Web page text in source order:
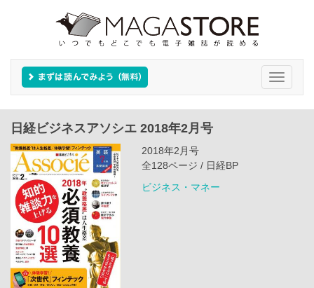
Toggle
日経ビジネスアソシエ 2018年2月号
2018年2月号
全128ページ / 日経BP
ビジネス・マネー